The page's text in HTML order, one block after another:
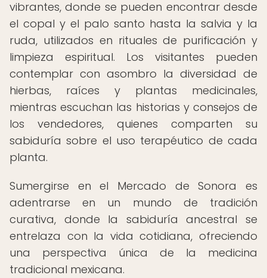
vibrantes, donde se pueden encontrar desde
el copal y el palo santo hasta la salvia y la
ruda, utilizados en rituales de purificación y
limpieza espiritual. Los visitantes pueden
contemplar con asombro la diversidad de
hierbas, raíces y plantas medicinales,
mientras escuchan las historias y consejos de
los vendedores, quienes comparten su
sabiduría sobre el uso terapéutico de cada
planta.
Sumergirse en el Mercado de Sonora es
adentrarse en un mundo de tradición
curativa, donde la sabiduría ancestral se
entrelaza con la vida cotidiana, ofreciendo
una perspectiva única de la medicina
tradicional mexicana.